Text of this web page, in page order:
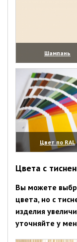
Шампань
(увеличить)
Цвет по RAL
(увеличить)
Цвета с
Вы можете
цвета, но с
изделия
уточняйте у